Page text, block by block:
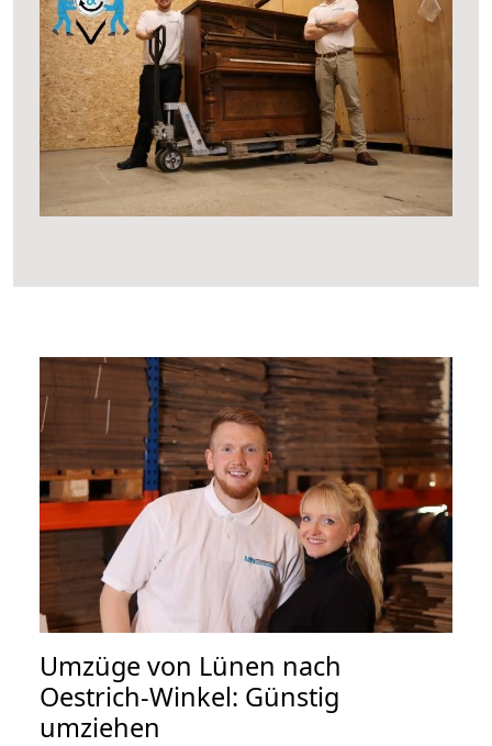
Umzüge von Lünen nach
Oestrich-Winkel: Günstig
umziehen